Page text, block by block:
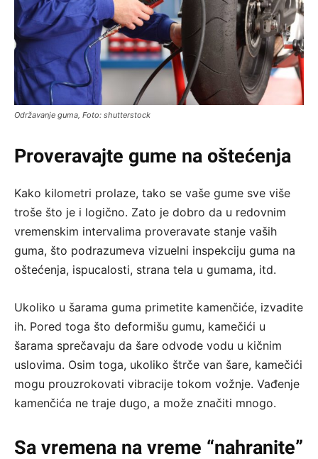
Održavanje guma, Foto: shutterstock
Proveravajte gume na oštećenja
Kako kilometri prolaze, tako se vaše gume sve više
troše što je i logično. Zato je dobro da u redovnim
vremenskim intervalima proveravate stanje vaših
guma, što podrazumeva vizuelni inspekciju guma na
oštećenja, ispucalosti, strana tela u gumama, itd.
Ukoliko u šarama guma primetite kamenčiće, izvadite
ih. Pored toga što deformišu gumu, kamečići u
šarama sprečavaju da šare odvode vodu u kičnim
uslovima. Osim toga, ukoliko štrče van šare, kamečići
mogu prouzrokovati vibracije tokom vožnje. Vađenje
kamenčića ne traje dugo, a može značiti mnogo.
Sa vremena na vreme “nahranite”